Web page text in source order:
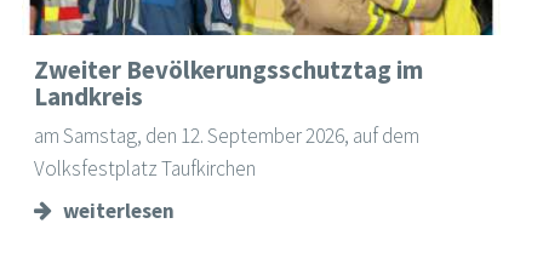
Zweiter Bevölkerungsschutztag im
Landkreis
am Samstag, den 12. September 2026, auf dem
Volksfestplatz Taufkirchen
weiterlesen